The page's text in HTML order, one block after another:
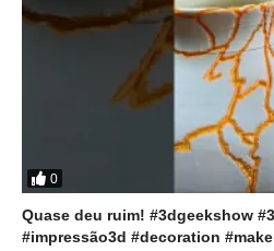
0
Quase deu ruim! #3dgeekshow
#impressão3d #decoration